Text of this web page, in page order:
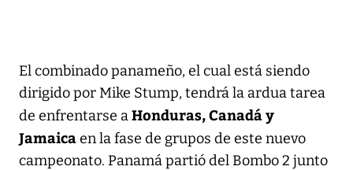
El combinado panameño, el cual está siendo
dirigido por Mike Stump, tendrá la ardua tarea
de enfrentarse aHonduras, Canadá y
Jamaicaen la fase de grupos de este nuevo
campeonato. Panamá partió del Bombo 2 junto